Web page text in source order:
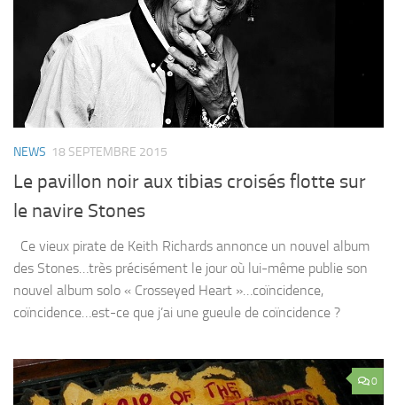
NEWS 18 SEPTEMBRE 2015
Le pavillon noir aux tibias croisés flotte sur
le navire Stones
Ce vieux pirate de Keith Richards annonce un nouvel album
des Stones…très précisément le jour où lui-même publie son
nouvel album solo « Crosseyed Heart »…coïncidence,
coïncidence…est-ce que j’ai une gueule de coïncidence ?
0